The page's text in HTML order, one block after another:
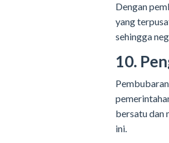
Dengan
yang
sehingga
10.
bersatu dan
ini.